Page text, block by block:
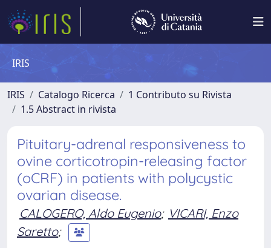
IRIS
IRIS Catalogo Ricerca
1 Contributo su Rivista
1.5 Abstract in rivista
Pituitary-adrenal responsiveness to
ovine corticotropin-releasing factor
(oCRF) in patients with polycystic
ovarian disease.
CALOGERO, Aldo Eugenio; VICARI, Enzo
Saretto;